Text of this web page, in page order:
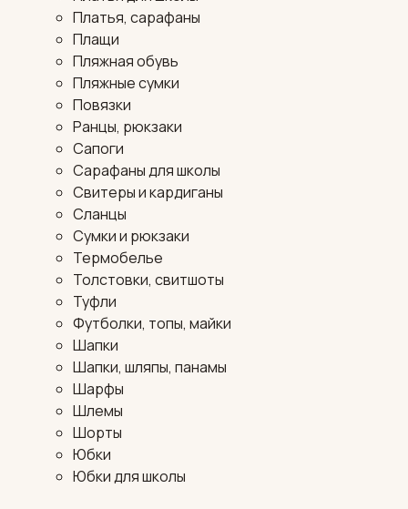
Платья, сарафаны
Плащи
Пляжная обувь
Пляжные сумки
Повязки
Ранцы, рюкзаки
Сапоги
Сарафаны для школы
Свитеры и кардиганы
Сланцы
Сумки и рюкзаки
Термобелье
Толстовки, свитшоты
Туфли
Футболки, топы, майки
Шапки
Шапки, шляпы, панамы
Шарфы
Шлемы
Шорты
Юбки
Юбки для школы